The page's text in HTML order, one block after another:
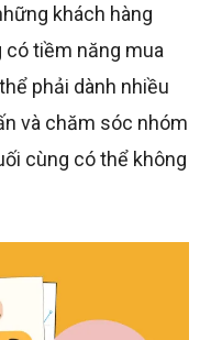
khách hàng
có tiềm năng mua
phải dành nhiều
và chăm sóc nhóm
cùng có thể không